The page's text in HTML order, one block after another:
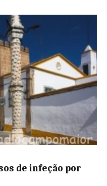
de infeção por